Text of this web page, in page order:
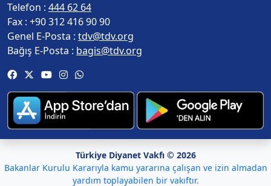
Telefon : 444 62 64
Fax : +90 312 416 90 90
Genel E-Posta : tdv@tdv.org
Bağış E-Posta : bagis@tdv.org
Türkiye Diyanet Vakfı © 2026
Bakanlar Kurulu Kararıyla kamu yararına çalışan ve izin almadan
yardım toplayabilen bir vakıftır.